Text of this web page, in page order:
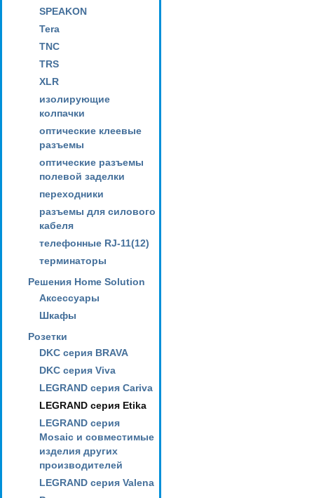
SPEAKON
Tera
TNC
TRS
XLR
изолирующие
колпачки
оптические клеевые
разъемы
оптические разъемы
полевой заделки
переходники
разъемы для силового
кабеля
телефонные RJ-11(12)
терминаторы
Решения Home Solution
Аксессуары
Шкафы
Розетки
DKC серия BRAVA
DKC серия Viva
LEGRAND серия Cariva
LEGRAND серия Etika
LEGRAND серия
Mosaic и совместимые
изделия других
производителей
LEGRAND серия Valena